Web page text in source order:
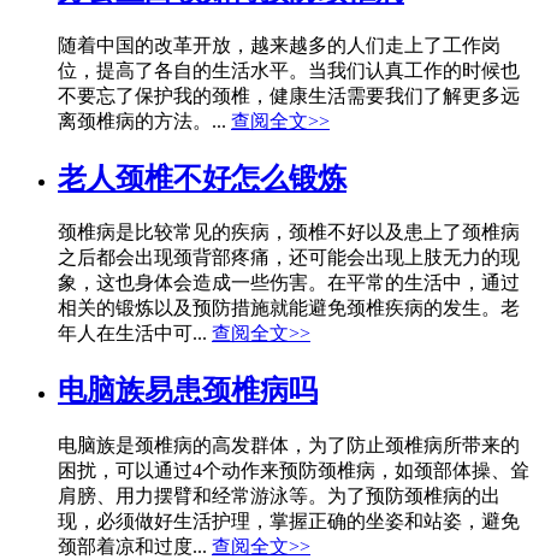
随着中国的改革开放，越来越多的人们走上了工作岗
位，提高了各自的生活水平。当我们认真工作的时候也
不要忘了保护我的颈椎，健康生活需要我们了解更多远
离颈椎病的方法。... 查阅全文>>
老人颈椎不好怎么锻炼
颈椎病是比较常见的疾病，颈椎不好以及患上了颈椎病
之后都会出现颈背部疼痛，还可能会出现上肢无力的现
象，这也身体会造成一些伤害。在平常的生活中，通过
相关的锻炼以及预防措施就能避免颈椎疾病的发生。老
年人在生活中可... 查阅全文>>
电脑族易患颈椎病吗
电脑族是颈椎病的高发群体，为了防止颈椎病所带来的
困扰，可以通过4个动作来预防颈椎病，如颈部体操、耸
肩膀、用力摆臂和经常游泳等。为了预防颈椎病的出
现，必须做好生活护理，掌握正确的坐姿和站姿，避免
颈部着凉和过度... 查阅全文>>